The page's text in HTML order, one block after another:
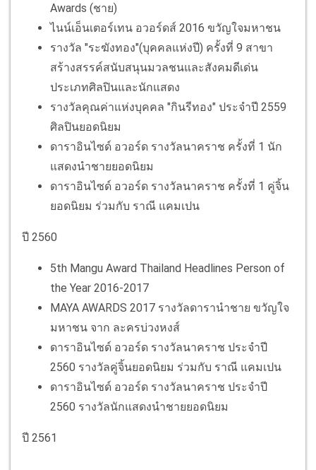
Awards (ชาย)
ไนน์เอ็นเตอร์เทน อวอร์ดส์ 2016 ขวัญใจมหาชน
รางวัล "ระฆังทอง"(บุคคลแห่งปี) ครั้งที่ 9 สาขา
สร้างสรรค์สนับสนุนมวลชนและสังคมดีเด่น
ประเภทศิลปินและนักแสดง
รางวัลคุณค่าแห่งบุคคล "กินรีทอง" ประจำปี 2559
ศิลปินยอดนิยม
ดาราอินไซด์ อวอร์ด รางวัลนาคราช ครั้งที่ 1 นัก
แสดงนำชายยอดนิยม
ดาราอินไซด์ อวอร์ด รางวัลนาคราช ครั้งที่ 1 คู่จิ้น
ยอดนิยม ร่วมกับ ราณี แคมเปน
ปี 2560
5th Mangu Award Thailand Headlines Person of
the Year 2016-2017
MAYA AWARDS 2017 รางวัลดารานำชาย ขวัญใจ
มหาชน จาก ละครบ่วงหงส์
ดาราอินไซด์ อวอร์ด รางวัลนาคราช ประจำปี
2560 รางวัลคู่จิ้นยอดนิยม ร่วมกับ ราณี แคมเปน
ดาราอินไซด์ อวอร์ด รางวัลนาคราช ประจำปี
2560 รางวัลนักแสดงนำชายยอดนิยม
ปี 2561